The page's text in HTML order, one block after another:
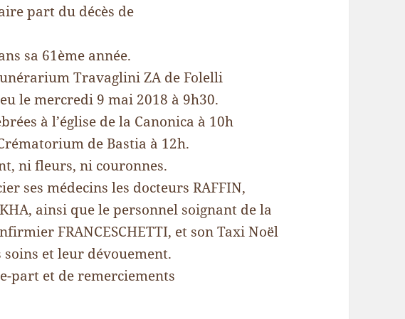
part du décès de
sa 61ème année.
Travaglini ZA de Folelli
le mercredi 9 mai 2018 à 9h30.
à l’église de la Canonica à 10h
de Bastia à 12h.
ni fleurs, ni couronnes.
ses médecins les docteurs RAFFIN,
ainsi que le personnel soignant de la
FRANCESCHETTI, et son Taxi Noël
soins et leur dévouement.
part et de remerciements